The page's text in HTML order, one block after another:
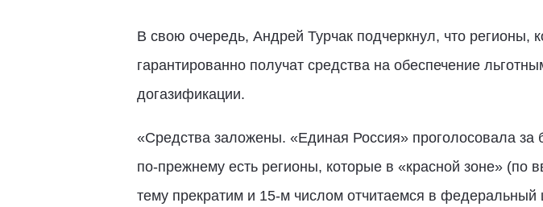
В свою очередь, Андрей Турчак подчеркнул, что
гарантированно получат средства на обеспечение
догазификации.
«Средства заложены. «Единая Россия» проголосовала
по-прежнему есть регионы, которые в «красной зоне»
тему прекратим и 15-м числом отчитаемся в